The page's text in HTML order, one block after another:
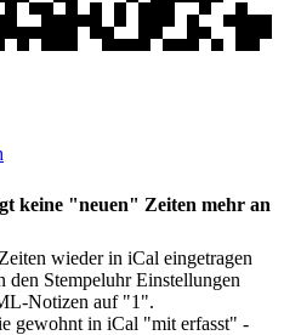
keine "neuen" Zeiten mehr an
wieder in iCal eingetragen
den Stempeluhr Einstellungen
Notizen auf "1".
gewohnt in iCal "mit erfasst" -